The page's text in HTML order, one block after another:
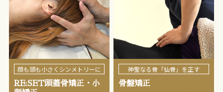
顔も頭も小さくシンメトリーに
RE:SET頭蓋骨矯正・小
神聖なる骨「仙骨」を正す
骨盤矯正